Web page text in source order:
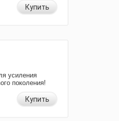
Купить
усиления
поколения!
Купить